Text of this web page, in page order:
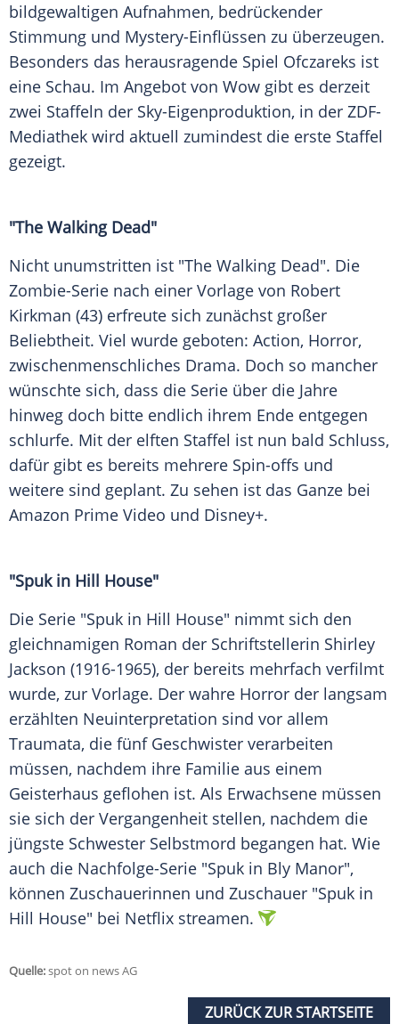
bildgewaltigen Aufnahmen, bedrückender
Stimmung und Mystery-Einflüssen zu überzeugen.
Besonders das herausragende Spiel Ofczareks ist
eine Schau. Im Angebot von Wow gibt es derzeit
zwei Staffeln der Sky-Eigenproduktion, in der ZDF-
Mediathek wird aktuell zumindest die erste Staffel
gezeigt.
"The Walking Dead"
Nicht unumstritten ist "The Walking Dead". Die
Zombie-Serie nach einer Vorlage von Robert
Kirkman (43) erfreute sich zunächst großer
Beliebtheit. Viel wurde geboten: Action, Horror,
zwischenmenschliches Drama. Doch so mancher
wünschte sich, dass die Serie über die Jahre
hinweg doch bitte endlich ihrem Ende entgegen
schlurfe. Mit der elften Staffel ist nun bald Schluss,
dafür gibt es bereits mehrere Spin-offs und
weitere sind geplant. Zu sehen ist das Ganze bei
Amazon Prime Video und Disney+.
"Spuk in Hill House"
Die Serie "Spuk in Hill House" nimmt sich den
gleichnamigen Roman der Schriftstellerin Shirley
Jackson (1916-1965), der bereits mehrfach verfilmt
wurde, zur Vorlage. Der wahre Horror der langsam
erzählten Neuinterpretation sind vor allem
Traumata, die fünf Geschwister verarbeiten
müssen, nachdem ihre Familie aus einem
Geisterhaus geflohen ist. Als Erwachsene müssen
sie sich der Vergangenheit stellen, nachdem die
jüngste Schwester Selbstmord begangen hat. Wie
auch die Nachfolge-Serie "Spuk in Bly Manor",
können Zuschauerinnen und Zuschauer "Spuk in
Hill House" bei Netflix streamen.
Quelle:spot on news AG
ZURÜCK ZUR STARTSEITE